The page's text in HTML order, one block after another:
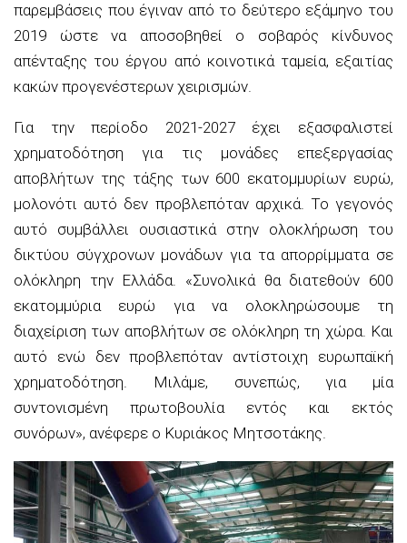
παρεμβάσεις που έγιναν από το δεύτερο εξάμηνο του
2019 ώστε να αποσοβηθεί ο σοβαρός κίνδυνος
απένταξης του έργου από κοινοτικά ταμεία, εξαιτίας
κακών προγενέστερων χειρισμών.
Για την περίοδο 2021-2027 έχει εξασφαλιστεί
χρηματοδότηση για τις μονάδες επεξεργασίας
αποβλήτων της τάξης των 600 εκατομμυρίων ευρώ,
μολονότι αυτό δεν προβλεπόταν αρχικά. Το γεγονός
αυτό συμβάλλει ουσιαστικά στην ολοκλήρωση του
δικτύου σύγχρονων μονάδων για τα απορρίμματα σε
ολόκληρη την Ελλάδα. «Συνολικά θα διατεθούν 600
εκατομμύρια ευρώ για να ολοκληρώσουμε τη
διαχείριση των αποβλήτων σε ολόκληρη τη χώρα. Και
αυτό ενώ δεν προβλεπόταν αντίστοιχη ευρωπαϊκή
χρηματοδότηση. Μιλάμε, συνεπώς, για μία
συντονισμένη πρωτοβουλία εντός και εκτός
συνόρων», ανέφερε ο Κυριάκος Μητσοτάκης.